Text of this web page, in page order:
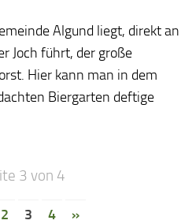
Algund liegt, direkt an
Joch führt, der große
Hier kann man in dem
Biergarten deftige
3 von 4
2 3 4 »